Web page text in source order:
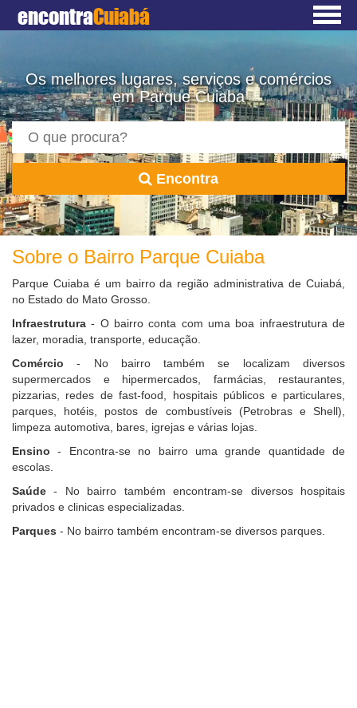
encontraCuiabá
Os melhores lugares, serviços e comércios
em Parque Cuiaba
Encontra
Sobre o Bairro Parque Cuiaba
Parque Cuiaba é um bairro da região administrativa de Cuiabá,
no Estado do Mato Grosso.
Infraestrutura - O bairro conta com uma boa infraestrutura de
lazer, moradia, transporte, educação.
Comércio - No bairro também se localizam diversos
supermercados e hipermercados, farmácias, restaurantes,
pizzarias, redes de fast-food, hospitais públicos e particulares,
parques, hotéis, postos de combustíveis (Petrobras e Shell),
limpeza automotiva, bares, igrejas e várias lojas.
Ensino - Encontra-se no bairro uma grande quantidade de
escolas.
Saúde - No bairro também encontram-se diversos hospitais
privados e clinicas especializadas.
Parques - No bairro também encontram-se diversos parques.